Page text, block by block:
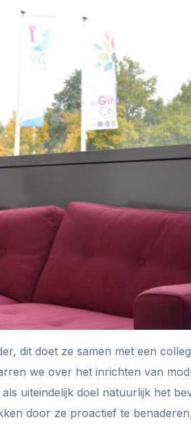
dit doet ze samen met een
we over het inrichten van
uiteindelijk doel natuurlijk het
door ze proactief te